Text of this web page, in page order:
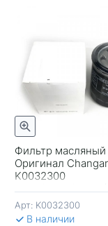
Фильтр масляный
Оригинал
K0032300
CS75/CS85/CS95
Mann)
Арт: K0032300
В наличии
КОРЗИНУ